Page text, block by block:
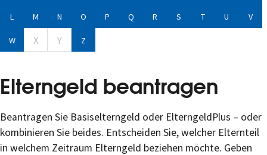
L M N O P Q R S T U V
W X Y Z
Elterngeld beantragen
Beantragen Sie Basiselterngeld oder ElterngeldPlus – oder
kombinieren Sie beides. Entscheiden Sie, welcher Elternteil
in welchem Zeitraum Elterngeld beziehen möchte. Geben